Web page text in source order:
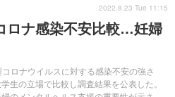
ロナ感染不安比較…妊婦
ロナウイルスに対する感染不安の強さ
生の立場で比較し調査結果を公表した。
2022.8.23 Tue 11:15